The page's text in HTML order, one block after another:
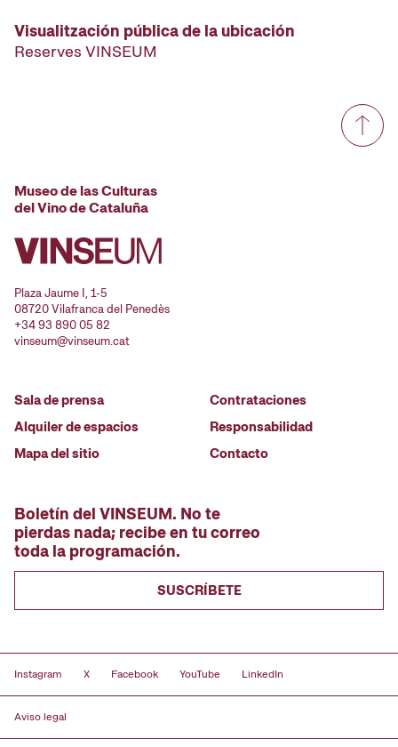
Visualitzación pública de la ubicación
Reserves VINSEUM
Museo de las Culturas
del Vino de Cataluña
Plaza Jaume I, 1-5
08720 Vilafranca del Penedès
+34 93 890 05 82
vinseum@vinseum.cat
Sala de prensa
Alquiler de espacios
Mapa del sitio
Contrataciones
Responsabilidad
Contacto
Boletín del VINSEUM. No te
pierdas nada; recibe en tu correo
toda la programación.
SUSCRÍBETE
Instagram X Facebook YouTube LinkedIn
Aviso legal